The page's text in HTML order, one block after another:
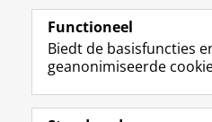
Volg de RUG
Functioneel
Biedt de basisfuncties
geanonimiseerde